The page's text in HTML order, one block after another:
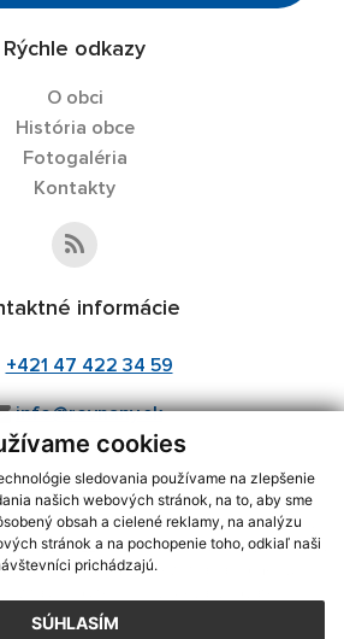
cookies
sledovania používame na zlepšenie
našich webových stránok, na to, aby sme
obsah a cielené reklamy, na analýzu
stránok a na pochopenie toho, odkiaľ naši
prichádzajú.
SÚHLASÍM
Rýchle odkazy
O obci
História obce
Fotogaléria
Kontakty
informácie
+421 47 422 34 59
info@rovnany.sk
aktuálnych informácií s využitím RSS
ECHELON 2,Mapa stránok,web portál
s.r.o.,domény,registrácia domény